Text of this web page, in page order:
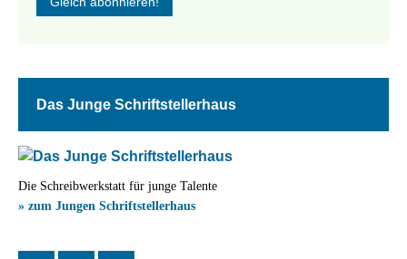
Das Junge Schriftstellerhaus
Die Schreibwerkstatt für junge Talente
» zum Jungen Schriftstellerhaus